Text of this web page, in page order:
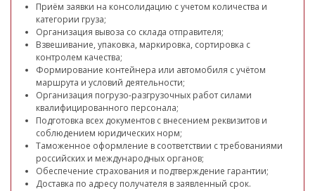
Приём заявки на консолидацию с учетом количества и
категории груза;
Организация вывоза со склада отправителя;
Взвешивание, упаковка, маркировка, сортировка с
контролем качества;
Формирование контейнера или автомобиля с учётом
маршрута и условий деятельности;
Организация погрузо-разгрузочных работ силами
квалифицированного персонала;
Подготовка всех документов с внесением реквизитов и
соблюдением юридических норм;
Таможенное оформление в соответствии с требованиями
российских и международных органов;
Обеспечение страхования и подтверждение гарантии;
Доставка по адресу получателя в заявленный срок.